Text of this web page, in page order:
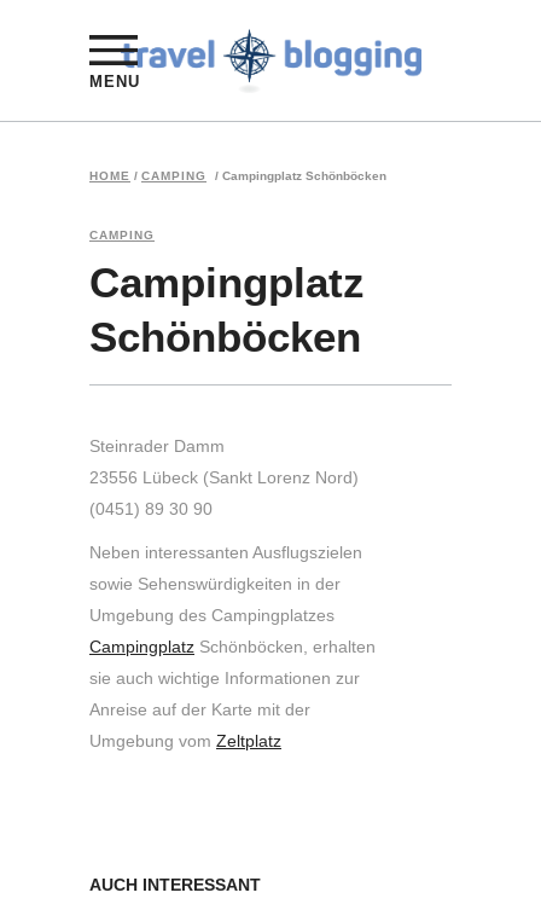
MENU
HOME / CAMPING / Campingplatz Schönböcken
CAMPING
Campingplatz
Schönböcken
Steinrader Damm
23556 Lübeck (Sankt Lorenz Nord)
(0451) 89 30 90
Neben interessanten Ausflugszielen
sowie Sehenswürdigkeiten in der
Umgebung des Campingplatzes
Campingplatz Schönböcken, erhalten
sie auch wichtige Informationen zur
Anreise auf der Karte mit der
Umgebung vom Zeltplatz
AUCH INTERESSANT